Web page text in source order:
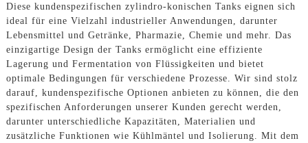
Diese kundenspezifischen zylindro-konischen Tanks eignen sich
ideal für eine Vielzahl industrieller Anwendungen, darunter
Lebensmittel und Getränke, Pharmazie, Chemie und mehr. Das
einzigartige Design der Tanks ermöglicht eine effiziente
Lagerung und Fermentation von Flüssigkeiten und bietet
optimale Bedingungen für verschiedene Prozesse. Wir sind stolz
darauf, kundenspezifische Optionen anbieten zu können, die den
spezifischen Anforderungen unserer Kunden gerecht werden,
darunter unterschiedliche Kapazitäten, Materialien und
zusätzliche Funktionen wie Kühlmäntel und Isolierung. Mit dem